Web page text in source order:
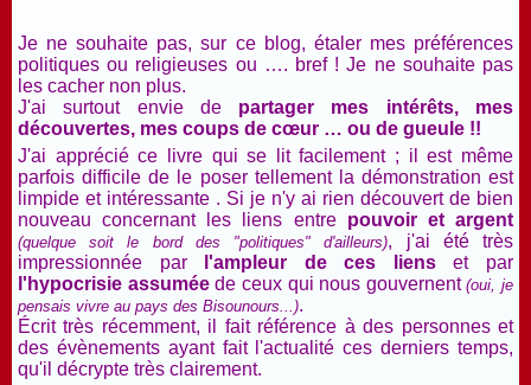
Je ne souhaite pas, sur ce blog, étaler mes préférences
politiques ou religieuses ou …. bref ! Je ne souhaite pas
les cacher non plus.
J'ai surtout envie de partager mes intérêts, mes
découvertes, mes coups de cœur … ou de gueule !!
J'ai apprécié ce livre qui se lit facilement ; il est même
parfois difficile de le poser tellement la démonstration est
limpide et intéressante . Si je n'y ai rien découvert de bien
nouveau concernant les liens entre pouvoir et argent
(quelque soit le bord des "politiques" d'ailleurs), j'ai été très
impressionnée par
l'ampleur de ces lienset par
l'hypocrisie assuméede ceux qui nous gouvernent(oui, je
pensais vivre au pays des Bisounours...).
Écrit très récemment, il fait référence à des personnes et
des évènements ayant fait l'actualité ces derniers temps,
qu'il décrypte très clairement.